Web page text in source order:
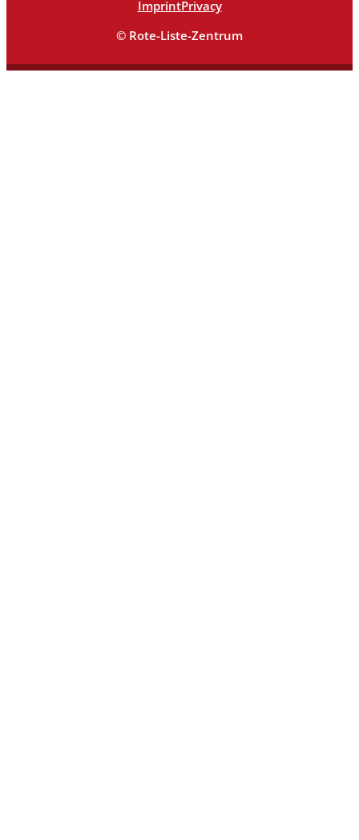
ImprintPrivacy
© Rote-Liste-Zentrum